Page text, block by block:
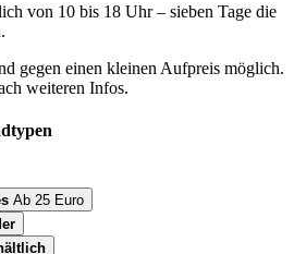
von 10 bis 18 Uhr – sieben Tage die
gegen einen kleinen Aufpreis möglich.
weiteren Infos.
Ab 25 Euro